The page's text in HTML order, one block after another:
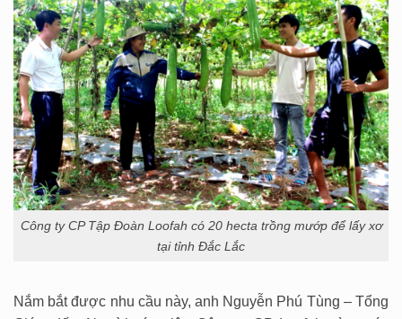
Công ty CP Tập Đoàn Loofah có 20 hecta trồng mướp để lấy xơ
tại tỉnh Đắc Lắc
Nắm bắt được nhu cầu này, anh Nguyễn Phú Tùng – Tổng